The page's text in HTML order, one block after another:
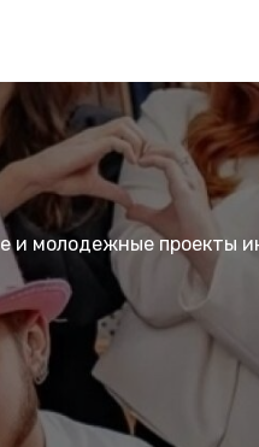
и молодежные проекты